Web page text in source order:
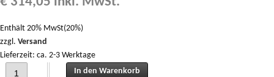
Enthält 20% MwSt(20%)
zzgl. Versand
Lieferzeit: ca. 2-3 Werktage
Starter 12V 2KW 10Z Lindner ULRS190 quantity
In den Warenkorb